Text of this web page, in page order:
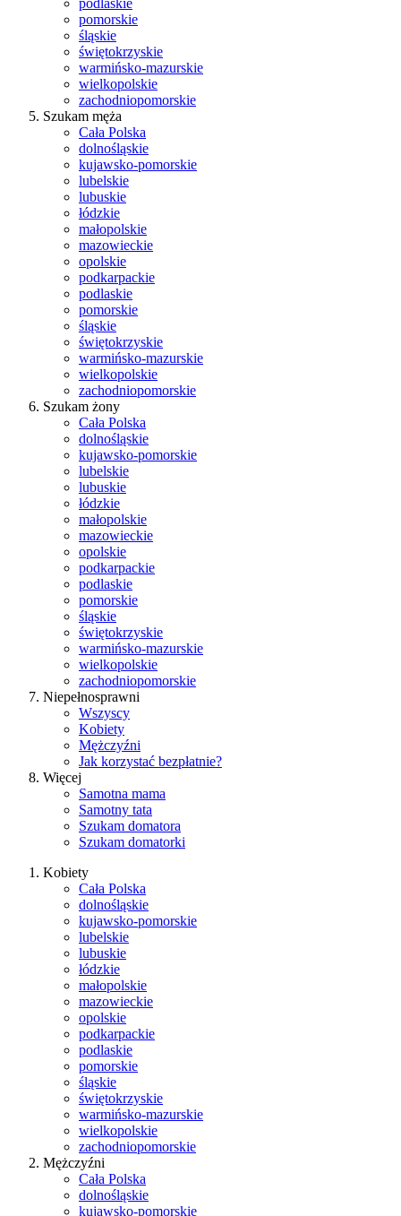
podlaskie
pomorskie
śląskie
świętokrzyskie
warmińsko-mazurskie
wielkopolskie
zachodniopomorskie
Szukam męża
Cała Polska
dolnośląskie
kujawsko-pomorskie
lubelskie
lubuskie
łódzkie
małopolskie
mazowieckie
opolskie
podkarpackie
podlaskie
pomorskie
śląskie
świętokrzyskie
warmińsko-mazurskie
wielkopolskie
zachodniopomorskie
Szukam żony
Cała Polska
dolnośląskie
kujawsko-pomorskie
lubelskie
lubuskie
łódzkie
małopolskie
mazowieckie
opolskie
podkarpackie
podlaskie
pomorskie
śląskie
świętokrzyskie
warmińsko-mazurskie
wielkopolskie
zachodniopomorskie
Niepełnosprawni
Wszyscy
Kobiety
Mężczyźni
Jak korzystać bezpłatnie?
Więcej
Samotna mama
Samotny tata
Szukam domatora
Szukam domatorki
Kobiety
Cała Polska
dolnośląskie
kujawsko-pomorskie
lubelskie
lubuskie
łódzkie
małopolskie
mazowieckie
opolskie
podkarpackie
podlaskie
pomorskie
śląskie
świętokrzyskie
warmińsko-mazurskie
wielkopolskie
zachodniopomorskie
Mężczyźni
Cała Polska
dolnośląskie
kujawsko-pomorskie